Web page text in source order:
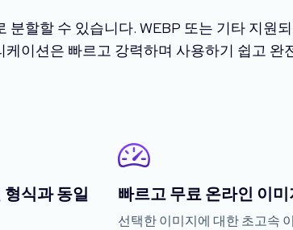
할할 수 있습니다. WEBP 또는 기타 지원
이션은 빠르고 강력하며 사용하기 쉽고 완
식과 동일
빠르고 무료 온라인 이
선택한 이미지에 대한 초고속